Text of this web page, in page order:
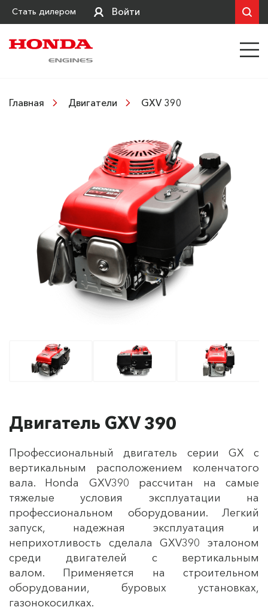
Стать дилером Войти
Главная Двигатели GXV 390
Двигатель GXV 390
Профессиональный двигатель серии GX с
вертикальным расположением коленчатого
вала. Honda GXV390 рассчитан на самые
тяжелые условия эксплуатации на
профессиональном оборудовании. Легкий
запуск, надежная эксплуатация и
неприхотливость сделала GXV390 эталоном
среди двигателей с вертикальным
валом. Применяется на строительном
оборудовании, буровых установках,
газонокосилках.